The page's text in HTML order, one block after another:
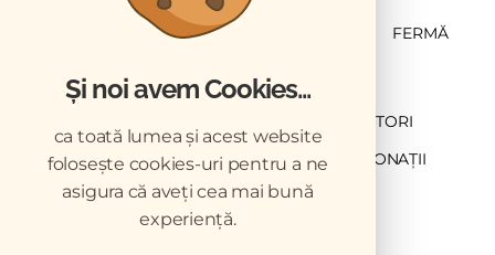
ȘTIINȚĂ ȘI PRACTICĂ FERMĂ
CONTRIBUTORI
DESCĂRCĂRI ACREDITARE CMVRO DONAȚII
CHESTIONAR
Și noi avem Cookies...
ca toată lumea și acest website
folosește cookies-uri pentru a ne
asigura că aveți cea mai bună
experiență.